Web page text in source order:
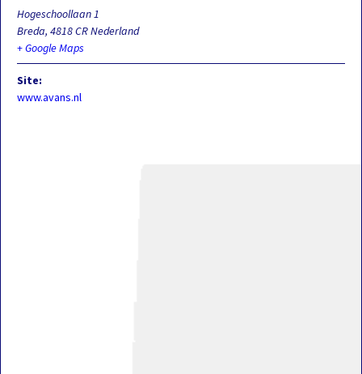
Hogeschoollaan 1
Breda, 4818 CRNederland
+ Google Maps
Site:
www.avans.nl